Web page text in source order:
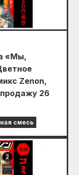
«Мы,
Zenon,
26
смесь